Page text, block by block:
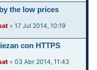
the low prices
«17 Jul 2014, 10:19
con HTTPS
«03 Abr 2014, 11:43